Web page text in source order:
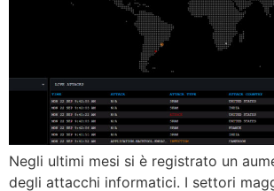
Negli ultimi mesi si è registrato un
degli attacchi informatici. I settori